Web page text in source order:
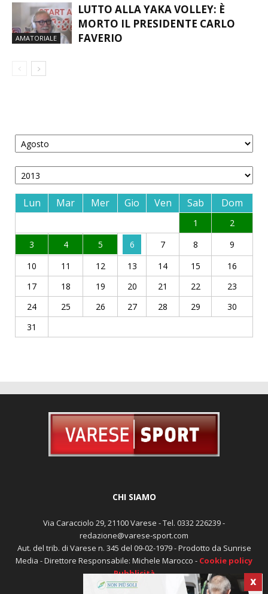
AMATORIALE
LUTTO ALLA YAKA VOLLEY: È
MORTO IL PRESIDENTE CARLO
FAVERIO
Lun Mar Mer Gio Ven Sab Dom
1
2
3
4 5 6 7 8
9
10
11 12 13 14 15
16
17
18 19 20 21 22
23
24
25 26 27 28 29
30
31
X
CHI SIAMO
Via Caracciolo 29, 21100 Varese - Tel. 0332 226239 -
redazione@varese-sport.com
Aut. del trib. di Varese n. 345 del 09-02-1979 - Prodotto da Sunrise
Media - Direttore Responsabile: Michele Marocco - Cookie policy
Pubblicità